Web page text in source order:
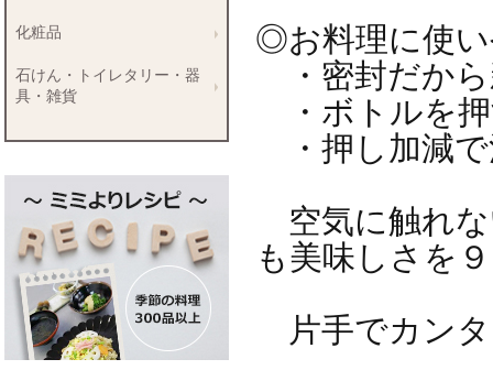
◎お料理に使い
・密封だから
・ボトルを押
・押し加減で
空気に触れな
も美味しさを
片手でカンタ
化粧品
石けん・トイレタリー・器
具・雑貨